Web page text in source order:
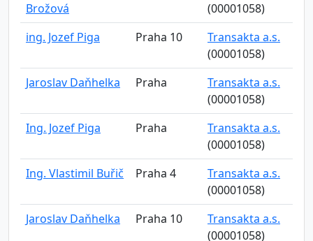
Brožová
(00001058)
ing. Jozef Piga
Praha 10
Transakta a.s.
(00001058)
Jaroslav Daňhelka
Praha
Transakta a.s.
(00001058)
Ing. Jozef Piga
Praha
Transakta a.s.
(00001058)
Ing. Vlastimil Buřič
Praha 4
Transakta a.s.
(00001058)
Jaroslav Daňhelka
Praha 10
Transakta a.s.
(00001058)